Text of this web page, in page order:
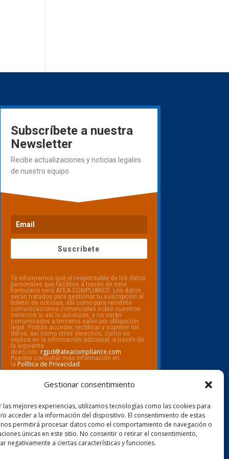
Gestionar consentimiento
las mejores experiencias, utilizamos tecnologías como las cookies para
o acceder a la información del dispositivo. El consentimiento de estas
permitirá procesar datos como el comportamiento de navegación o
únicas en este sitio. No consentir o retirar el consentimiento,
negativamente a ciertas características y funciones.
Subscríbete a nuestra
Newsletter
Recibe actualizaciones y noticias legales
de nuestro equipo
Suscríbete
Te informamos que el responsable de los datos
personales que facilites a través de este
formulario será ATEA COMPLIANCE. Los datos
serán tratados para gestionar tu suscripción al
boletín de noticias, así como para remitirte
comunicaciones comerciales sobre nuestros
servicios si así lo autorizas, y no serán
comunicados a terceros salvo por obligación
legal. Podrás acceder, rectificar y suprimir los
datos, así como otros derechos, como se
explica en la información adicional, a través de
la siguiente
dirección: rgpd@ateacompliance.com
Puedes consultar más información en
la Política de Privacidad